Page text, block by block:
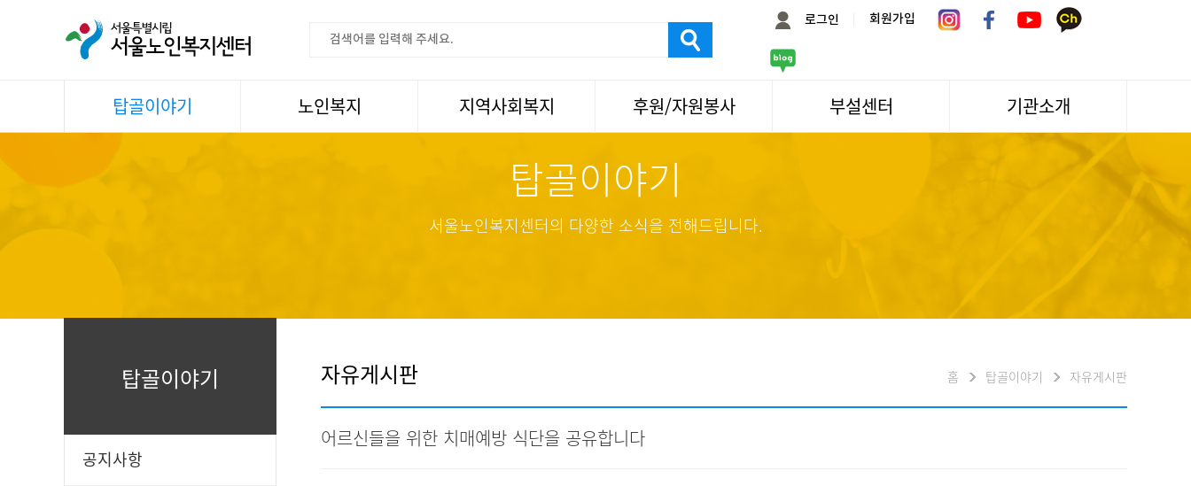
로그인 회원가입
탑골이야기
자료실
노인복지
스마트복지사업
지역사회복지
서울국제노인영화제
나눔축제/국화축제
활기찬미래연구소
어르신문화거리사업
후원/자원봉사
후원
자원봉사
기업사회봉사
부설센터 기관소개
기관방문/시설대관
오시는길
채용
일과봉사
탑골이야기
서울노인복지센터의 다양한 소식을 전해드립니다.
탑골이야기
공지사항
자유게시판 홈 탑골이야기 자유게시판
어르신들을 위한 치매예방 식단을 공유합니다